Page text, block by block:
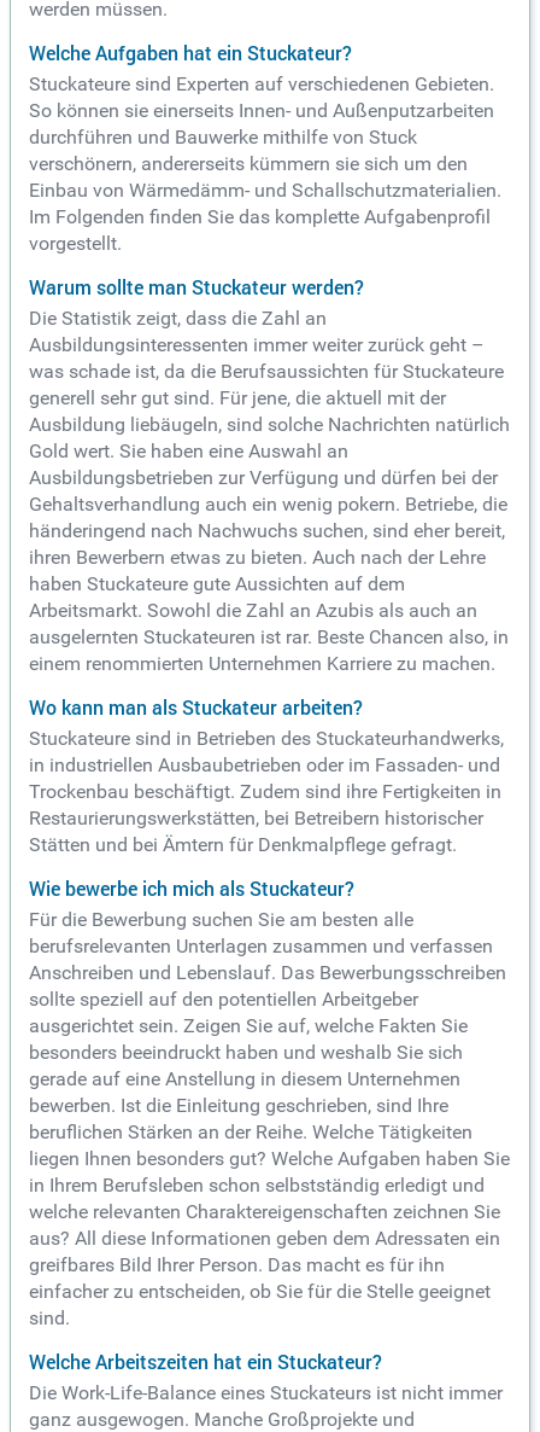
werden müssen.
Welche Aufgaben hat ein Stuckateur?
Stuckateure sind Experten auf verschiedenen Gebieten.
So können sie einerseits Innen- und Außenputzarbeiten
durchführen und Bauwerke mithilfe von Stuck
verschönern, andererseits kümmern sie sich um den
Einbau von Wärmedämm- und Schallschutzmaterialien.
Im Folgenden finden Sie das komplette Aufgabenprofil
vorgestellt.
Warum sollte man Stuckateur werden?
Die Statistik zeigt, dass die Zahl an
Ausbildungsinteressenten immer weiter zurück geht –
was schade ist, da die Berufsaussichten für Stuckateure
generell sehr gut sind. Für jene, die aktuell mit der
Ausbildung liebäugeln, sind solche Nachrichten natürlich
Gold wert. Sie haben eine Auswahl an
Ausbildungsbetrieben zur Verfügung und dürfen bei der
Gehaltsverhandlung auch ein wenig pokern. Betriebe, die
händeringend nach Nachwuchs suchen, sind eher bereit,
ihren Bewerbern etwas zu bieten. Auch nach der Lehre
haben Stuckateure gute Aussichten auf dem
Arbeitsmarkt. Sowohl die Zahl an Azubis als auch an
ausgelernten Stuckateuren ist rar. Beste Chancen also, in
einem renommierten Unternehmen Karriere zu machen.
Wo kann man als Stuckateur arbeiten?
Stuckateure sind in Betrieben des Stuckateurhandwerks,
in industriellen Ausbaubetrieben oder im Fassaden- und
Trockenbau beschäftigt. Zudem sind ihre Fertigkeiten in
Restaurierungswerkstätten, bei Betreibern historischer
Stätten und bei Ämtern für Denkmalpflege gefragt.
Wie bewerbe ich mich als Stuckateur?
Für die Bewerbung suchen Sie am besten alle
berufsrelevanten Unterlagen zusammen und verfassen
Anschreiben und Lebenslauf. Das Bewerbungsschreiben
sollte speziell auf den potentiellen Arbeitgeber
ausgerichtet sein. Zeigen Sie auf, welche Fakten Sie
besonders beeindruckt haben und weshalb Sie sich
gerade auf eine Anstellung in diesem Unternehmen
bewerben. Ist die Einleitung geschrieben, sind Ihre
beruflichen Stärken an der Reihe. Welche Tätigkeiten
liegen Ihnen besonders gut? Welche Aufgaben haben Sie
in Ihrem Berufsleben schon selbstständig erledigt und
welche relevanten Charaktereigenschaften zeichnen Sie
aus? All diese Informationen geben dem Adressaten ein
greifbares Bild Ihrer Person. Das macht es für ihn
einfacher zu entscheiden, ob Sie für die Stelle geeignet
sind.
Welche Arbeitszeiten hat ein Stuckateur?
Die Work-Life-Balance eines Stuckateurs ist nicht immer
ganz ausgewogen. Manche Großprojekte und